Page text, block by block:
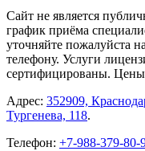
Сайт не является
график приёма
уточняйте пожалуйста
телефону. Услуги
сертифицированы. Цены
Адрес: 352909,
Тургенева, 118.
Телефон: +7-988-379-80-